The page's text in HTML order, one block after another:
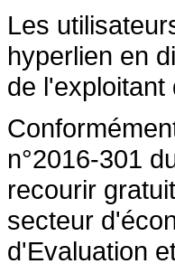
Les
hyperlien en
de l'exploitant
n°2016-301
recourir
secteur
d'Evaluation